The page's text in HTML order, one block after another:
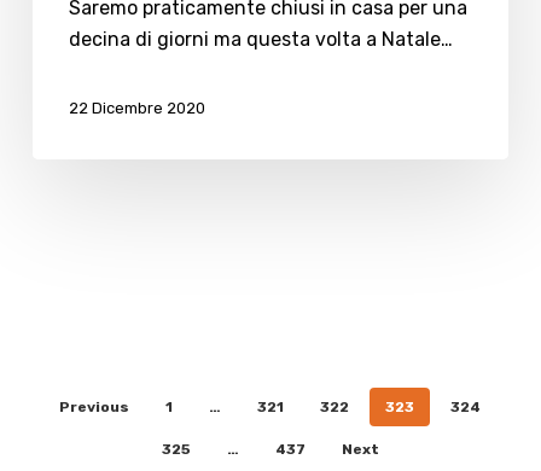
Saremo praticamente chiusi in casa per una
decina di giorni ma questa volta a Natale…
22 Dicembre 2020
Previous 1 … 321 322 323 324
325 … 437 Next